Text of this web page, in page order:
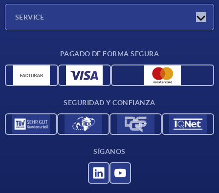
SERVICE
Materiales
PAGADO DE FORMA SEGURA
SEGURIDAD Y CONFIANZA
SÍGANOS